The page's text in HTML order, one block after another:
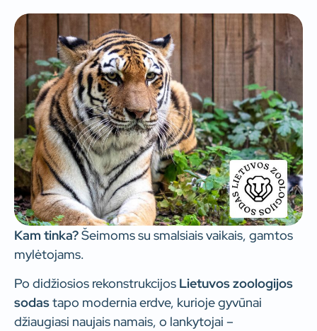
Kam tinka?Šeimoms su smalsiais vaikais, gamtos
mylėtojams.
Po didžiosios rekonstrukcijos Lietuvos zoologijos
sodastapo modernia erdve, kurioje gyvūnai
džiaugiasi naujais namais, o lankytojai –